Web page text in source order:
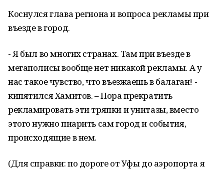
Коснулся глава региона и вопроса рекламы при
въезде в город.
- Я был во многих странах. Там при въезде в
мегаполисы вообще нет никакой рекламы. А у
нас такое чувство, что въезжаешь в балаган! -
кипятился Хамитов. – Пора прекратить
рекламировать эти тряпки и унитазы, вместо
этого нужно пиарить сам город и события,
происходящие в нем.
(Для справки: по дороге от Уфы до аэропорта я